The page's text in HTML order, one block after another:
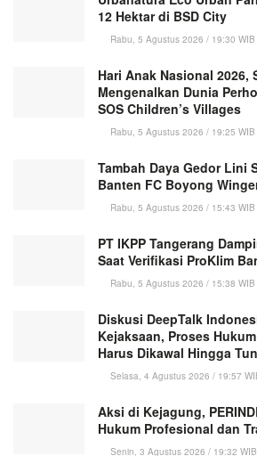
12 Hektar di BSD City
Rabu, 5 Agustus 2026 / 19:30 WIB
Hari Anak Nasional 2026,
Mengenalkan Dunia
SOS Children’s Villages
Rabu, 5 Agustus 2026 / 19:25 WIB
Tambah Daya Gedor Lini
Banten FC Boyong
Rabu, 5 Agustus 2026 / 15:43 WIB
PT IKPP Tangerang
Saat Verifikasi ProKlim
Rabu, 5 Agustus 2026 / 15:38 WIB
Diskusi DeepTalk
Kejaksaan, Proses
Harus Dikawal Hingga
Selasa, 4 Agustus 2026 / 19:57
Aksi di Kejagung,
Hukum Profesional dan
Senin, 3 Agustus 2026 / 19:32 WIB